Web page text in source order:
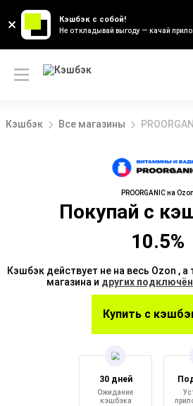
Кэшбэк с собой!
Не откладывай выгоду — качай
Кэшбэк Все магазины
PROORGANIC на Ozon
Покупай с
10.5%
Кэшбэк действует не на весь Ozon ,
магазина и других
Купить с
30 дней
Ожидание
кэшбэка